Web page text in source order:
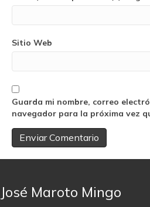
Sitio Web
Guarda mi nombre, correo
navegador para la próxima vez
José Maroto Mingo